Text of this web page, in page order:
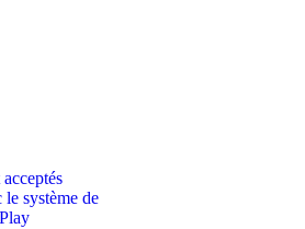
système de